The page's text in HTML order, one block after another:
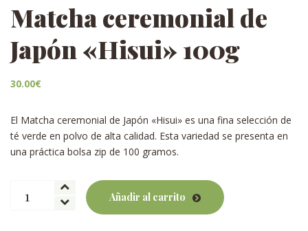
Matcha ceremonial de
Japón «Hisui» 100g
30.00€
El Matcha ceremonial de Japón «Hisui» es una fina selección de
té verde en polvo de alta calidad. Esta variedad se presenta en
una práctica bolsa zip de 100 gramos.
ceremonial
Añadir al carrito